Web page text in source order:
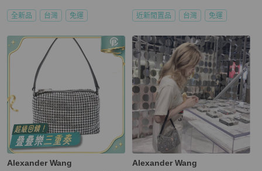
全新品 台灣 免運 近新閒置品 台灣 免運
Alexander Wang Alexander Wang